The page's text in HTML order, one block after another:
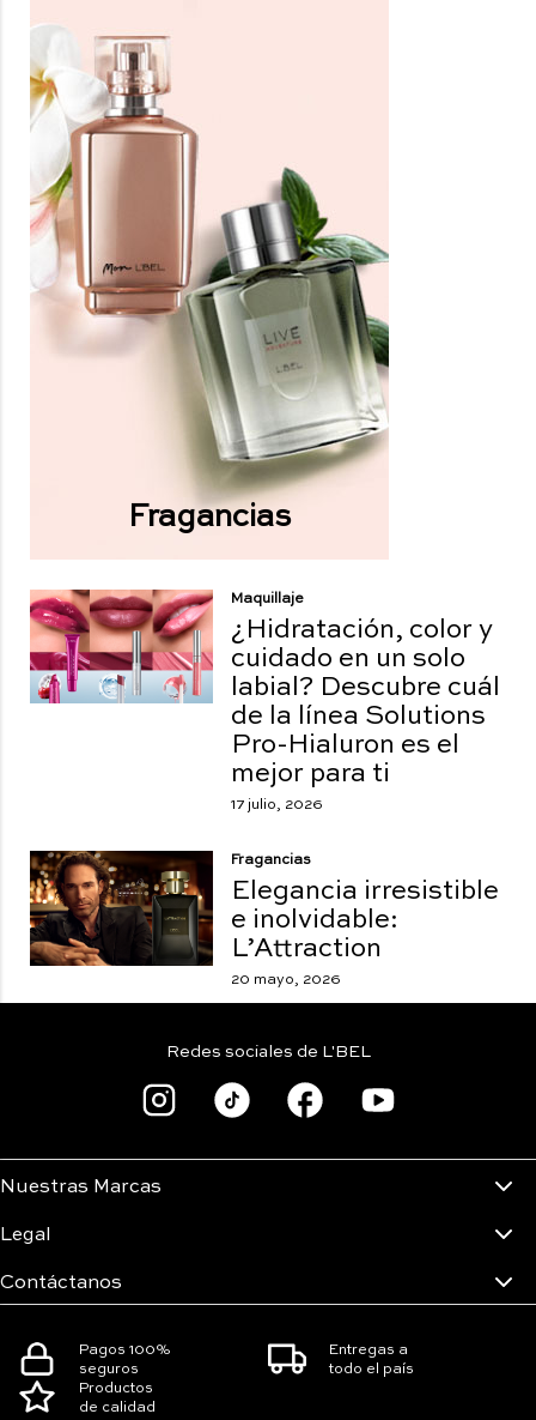
Fragancias
Maquillaje
¿Hidratación, color y
cuidado en un solo
labial? Descubre cuál
de la línea Solutions
Pro-Hialuron es el
mejor para ti
17 julio, 2026
Fragancias
Elegancia irresistible
e inolvidable:
L’Attraction
20 mayo, 2026
Nuestras Marcas
Legal
Contáctanos
Redes sociales de L'BEL
Pagos 100%
seguros
Entregas a
todo el país
Productos
de calidad